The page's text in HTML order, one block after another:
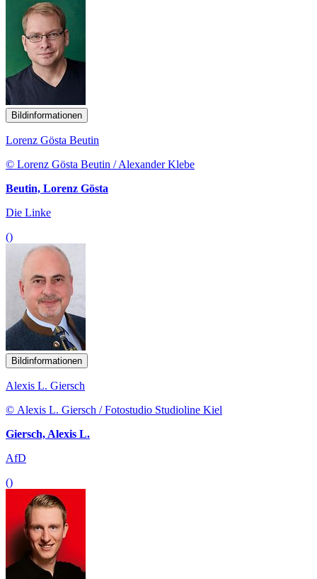
Bildinformationen
Lorenz Gösta Beutin
© Lorenz Gösta Beutin / Alexander Klebe
Beutin, Lorenz Gösta
Die Linke
()
Bildinformationen
Alexis L. Giersch
© Alexis L. Giersch / Fotostudio Studioline Kiel
Giersch, Alexis L.
AfD
()